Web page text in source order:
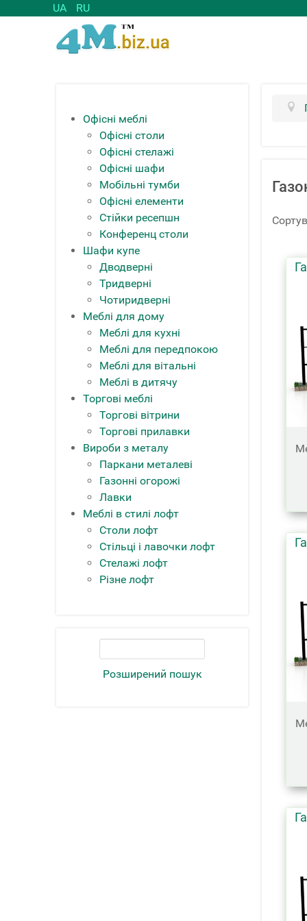
UA RU
Офісні меблі
Офісні столи
Офісні стелажі
Офісні шафи
Мобільні тумби
Офісні елементи
Стійки ресепшн
Конференц столи
Шафи купе
Дводверні
Тридверні
Чотиридверні
Меблі для дому
Меблі для кухні
Меблі для передпокою
Меблі для вітальні
Меблі в дитячу
Торгові меблі
Торгові вітрини
Торгові прилавки
Вироби з металу
Паркани металеві
Газонні огорожі
Лавки
Меблі в стилі лофт
Столи лофт
Стільці і лавочки лофт
Стелажі лофт
Різне лофт
Розширений пошук